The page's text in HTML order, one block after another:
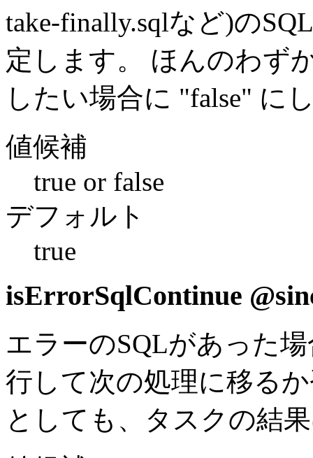
take-finally.sqlなど)の
定します。 ほんのわず
したい場合に "false" に
値候補
true or false
デフォルト
true
isErrorSqlContinue
エラーのSQLがあった
行して次の処理に移る
としても、タスクの結